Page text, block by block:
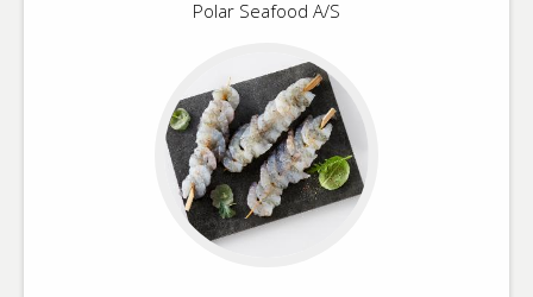
Polar Seafood A/S